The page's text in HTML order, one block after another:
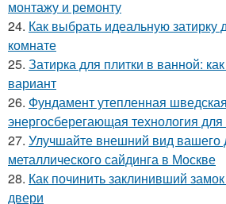
монтажу и ремонту
24. Как выбрать идеальную затирку
комнате
25. Затирка для плитки в ванной:
вариант
26. Фундамент утепленная
энергосберегающая технология
27. Улучшайте внешний вид
металлического сайдинга в Москве
28. Как починить заклинивший
двери